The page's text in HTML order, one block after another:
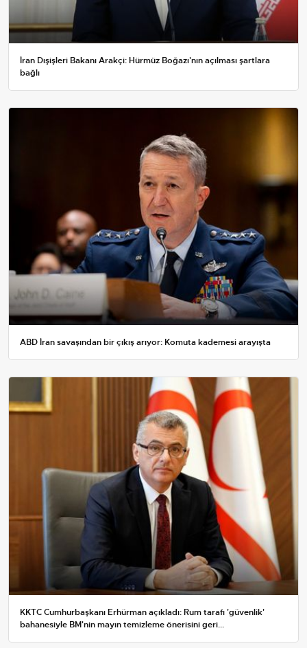
İran Dışişleri Bakanı Arakçi: Hürmüz Boğazı'nın açılması şartlara
bağlı
ABD İran savaşından bir çıkış arıyor: Komuta kademesi arayışta
KKTC Cumhurbaşkanı Erhürman açıkladı: Rum tarafı 'güvenlik'
bahanesiyle BM'nin mayın temizleme önerisini geri...